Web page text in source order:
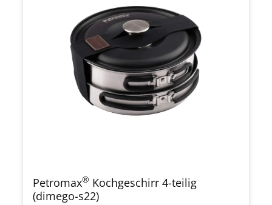
Petromax® Kochgeschirr 4-teilig
(dimego-s22)